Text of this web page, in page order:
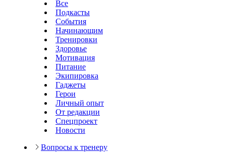
Все
Подкасты
События
Начинающим
Тренировки
Здоровье
Мотивация
Питание
Экипировка
Гаджеты
Герои
Личный опыт
От редакции
Спецпроект
Новости
Вопросы к тренеру